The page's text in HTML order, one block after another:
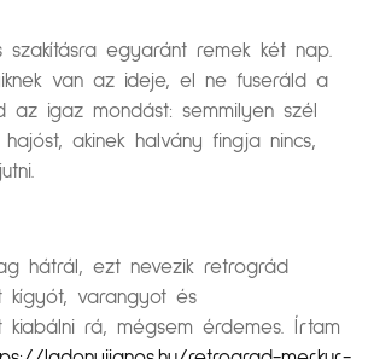
szakításra egyaránt remek két nap.
van az ideje, el ne fuseráld a
az igaz mondást: semmilyen szél
akinek halvány fingja nincs,
hátrál, ezt nevezik retrográd
kígyót, varangyot és
kiabálni rá, mégsem érdemes. Írtam